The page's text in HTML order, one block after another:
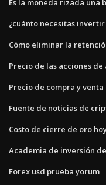
Es la moneda rizada una
¿cuánto necesitas invertir
Cómo eliminar la
Precio de las acciones de
Precio de compra y
Fuente de noticias de
Costo de cierre de oro
Academia de inversión
Forex usd prueba yorum